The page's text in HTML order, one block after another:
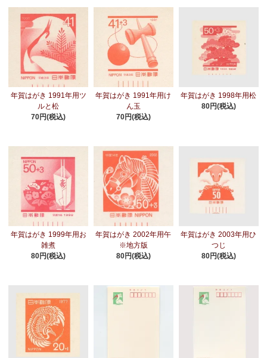
年賀はがき 1991年用ツ
ルと松
70円(税込)
年賀はがき 1991年用け
ん玉
70円(税込)
年賀はがき 1998年用松
80円(税込)
年賀はがき 1999年用お
雑煮
80円(税込)
年賀はがき 2002年用午
※地方版
80円(税込)
年賀はがき 2003年用ひ
つじ
80円(税込)